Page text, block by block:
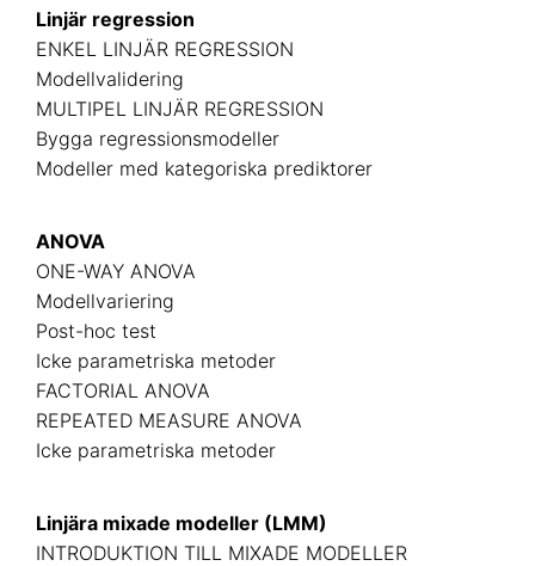
Linjär regression
ENKEL LINJÄR REGRESSION
Modellvalidering
MULTIPEL LINJÄR REGRESSION
Bygga regressionsmodeller
Modeller med kategoriska prediktorer
ANOVA
ONE-WAY ANOVA
Modellvariering
Post-hoc test
Icke parametriska metoder
FACTORIAL ANOVA
REPEATED MEASURE ANOVA
Icke parametriska metoder
Linjära mixade modeller (LMM)
INTRODUKTION TILL MIXADE MODELLER